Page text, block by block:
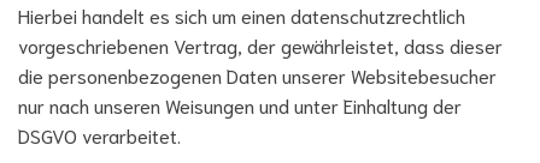
Hierbei handelt es sich um einen datenschutzrechtlich
vorgeschriebenen Vertrag, der gewährleistet, dass dieser
die personenbezogenen Daten unserer Websitebesucher
nur nach unseren Weisungen und unter Einhaltung der
DSGVO verarbeitet.